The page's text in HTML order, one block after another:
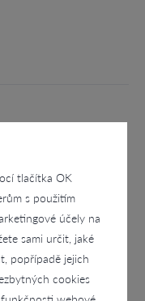
tlačítka OK
s použitím
účely na
sami určit, jaké
popřípadě jejich
cookies